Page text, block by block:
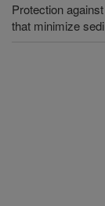
Protection
that minimize